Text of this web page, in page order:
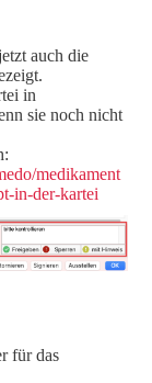
auch die
in
sie noch nicht
medikament
in-der-kartei
für das